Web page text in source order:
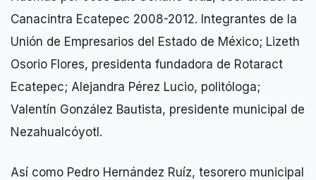
Canacintra Ecatepec 2008-2012. Integrantes de la
Unión de Empresarios del Estado de México; Lizeth
Osorio Flores, presidenta fundadora de Rotaract
Ecatepec; Alejandra Pérez Lucio, politóloga;
Valentín González Bautista, presidente municipal de
Nezahualcóyotl.
Así como Pedro Hernández Ruíz, tesorero municipal